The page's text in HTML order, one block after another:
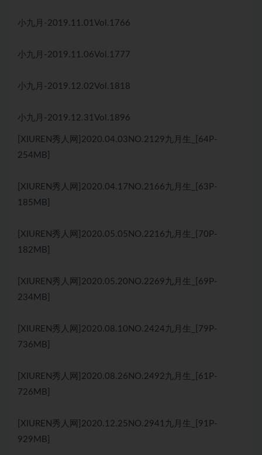
小九月-2019.11.01Vol.1766
小九月-2019.11.06Vol.1777
小九月-2019.12.02Vol.1818
小九月-2019.12.31Vol.1896
[XIUREN秀人网]2020.04.03NO.2129九月生_[64P-
254MB]
[XIUREN秀人网]2020.04.17NO.2166九月生_[63P-
185MB]
[XIUREN秀人网]2020.05.05NO.2216九月生_[70P-
182MB]
[XIUREN秀人网]2020.05.20NO.2269九月生_[69P-
234MB]
[XIUREN秀人网]2020.08.10NO.2424九月生_[79P-
736MB]
[XIUREN秀人网]2020.08.26NO.2492九月生_[61P-
726MB]
[XIUREN秀人网]2020.12.25NO.2941九月生_[91P-
929MB]